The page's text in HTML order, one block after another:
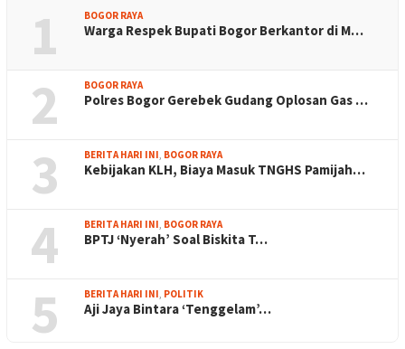
1 BOGOR RAYA
Warga Respek Bupati Bogor Berkantor di M…
2 BOGOR RAYA
Polres Bogor Gerebek Gudang Oplosan Gas …
3 BERITA HARI INI, BOGOR RAYA
Kebijakan KLH, Biaya Masuk TNGHS Pamijah…
4 BERITA HARI INI, BOGOR RAYA
BPTJ ‘Nyerah’ Soal Biskita T…
5 BERITA HARI INI, POLITIK
Aji Jaya Bintara ‘Tenggelam’…